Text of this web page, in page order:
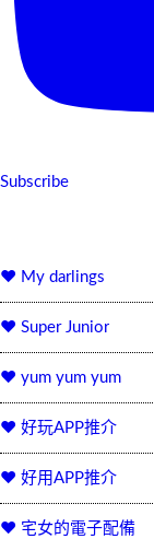
Subscribe
♥ My darlings
♥ Super Junior
♥ yum yum yum
♥ 好玩APP推介
♥ 好用APP推介
♥ 宅女的電子配備